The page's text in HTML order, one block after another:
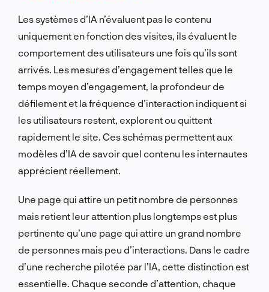
Les systèmes d’IA n’évaluent pas le contenu
uniquement en fonction des visites, ils évaluent le
comportement des utilisateurs une fois qu’ils sont
arrivés. Les mesures d’engagement telles que le
temps moyen d’engagement, la profondeur de
défilement et la fréquence d’interaction indiquent si
les utilisateurs restent, explorent ou quittent
rapidement le site. Ces schémas permettent aux
modèles d’IA de savoir quel contenu les internautes
apprécient réellement.
Une page qui attire un petit nombre de personnes
mais retient leur attention plus longtemps est plus
pertinente qu’une page qui attire un grand nombre
de personnes mais peu d’interactions. Dans le cadre
d’une recherche pilotée par l’IA, cette distinction est
essentielle. Chaque seconde d’attention, chaque